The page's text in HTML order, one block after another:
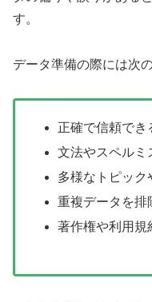
す。
データ準備の際には次
正確で信頼でき
文法やスペルミ
多様なトピック
重複データを排
著作権や利用規